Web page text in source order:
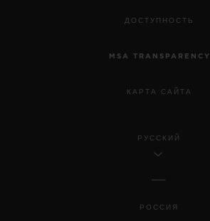
ДОСТУПНОСТЬ
MSA TRANSPARENCY
КАРТА САЙТА
РУССКИЙ
РОССИЯ